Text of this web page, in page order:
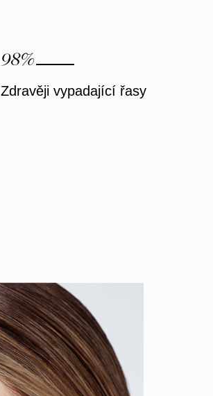
98%
Zdravěji vypadající řasy